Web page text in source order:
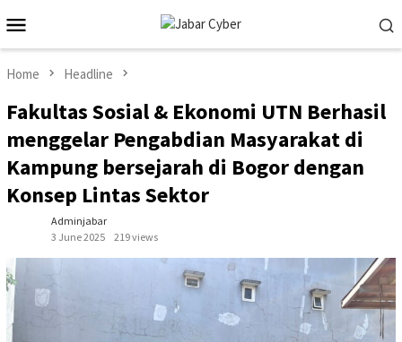
to
contentMenu
Home Headline
Fakultas Sosial & Ekonomi UTN Berhasil
menggelar Pengabdian Masyarakat di
Kampung bersejarah di Bogor dengan
Konsep Lintas Sektor
Adminjabar
3 June 2025
219 views